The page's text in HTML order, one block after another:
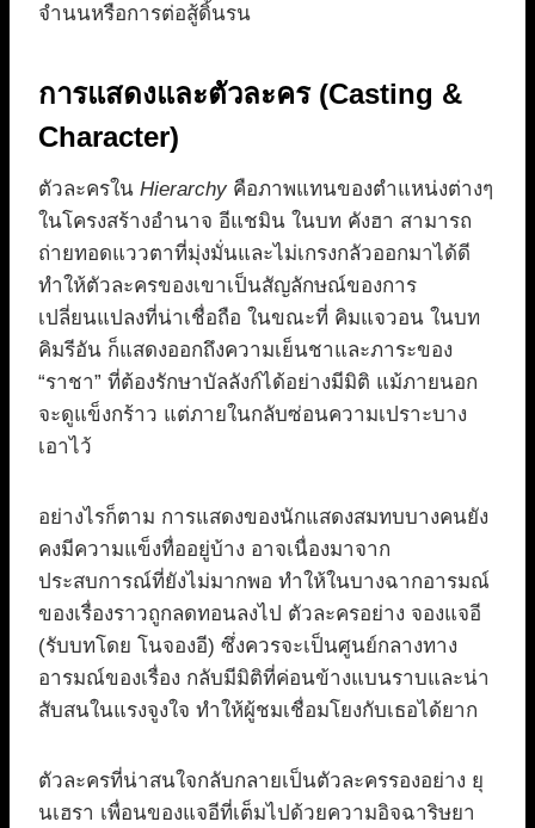
จำนนหรือการต่อสู้ดิ้นรน
การแสดงและตัวละคร (Casting &
Character)
ตัวละครใน Hierarchy คือภาพแทนของตำแหน่งต่างๆ
ในโครงสร้างอำนาจ อีแชมิน ในบท คังฮา สามารถ
ถ่ายทอดแววตาที่มุ่งมั่นและไม่เกรงกลัวออกมาได้ดี
ทำให้ตัวละครของเขาเป็นสัญลักษณ์ของการ
เปลี่ยนแปลงที่น่าเชื่อถือ ในขณะที่ คิมแจวอน ในบท
คิมรีอัน ก็แสดงออกถึงความเย็นชาและภาระของ
“ราชา” ที่ต้องรักษาบัลลังก์ได้อย่างมีมิติ แม้ภายนอก
จะดูแข็งกร้าว แต่ภายในกลับซ่อนความเปราะบาง
เอาไว้
อย่างไรก็ตาม การแสดงของนักแสดงสมทบบางคนยัง
คงมีความแข็งทื่ออยู่บ้าง อาจเนื่องมาจาก
ประสบการณ์ที่ยังไม่มากพอ ทำให้ในบางฉากอารมณ์
ของเรื่องราวถูกลดทอนลงไป ตัวละครอย่าง จองแจอี
(รับบทโดย โนจองอี) ซึ่งควรจะเป็นศูนย์กลางทาง
อารมณ์ของเรื่อง กลับมีมิติที่ค่อนข้างแบนราบและน่า
สับสนในแรงจูงใจ ทำให้ผู้ชมเชื่อมโยงกับเธอได้ยาก
ตัวละครที่น่าสนใจกลับกลายเป็นตัวละครรองอย่าง ยุ
นเฮรา เพื่อนของแจอีที่เต็มไปด้วยความอิจฉาริษยา